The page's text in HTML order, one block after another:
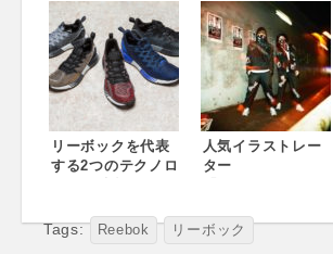
“Wanna One（ワ
ナワン）” リーボ
ック クラシックの
ブランドアンバサ
ダーに就任
賞者も着用 リーボ
ックがレーシング
シューズの最軽量
化に挑戦！感動/驚
きの軽さへ
「FLOATRIDERU
NFAST PRO」 国
内限定100足/
「FLOATRIDEFA
リーボックを代表
する2つのテクノロ
」「FLOATRIDE
人気イラストレー
ター
ン第二弾“80年代の
Tags: Reebok リーボック